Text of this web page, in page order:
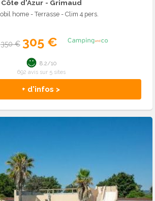
Côte d'Azur - Grimaud
home - Terrasse - Clim 4 pers.
350 € 305 €
+ d'infos >
8.2/10
692 avis sur 5 sites